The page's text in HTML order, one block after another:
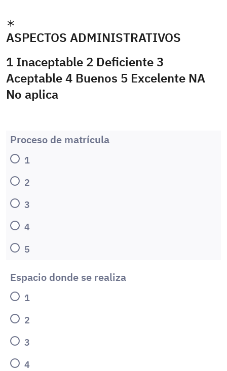
ASPECTOS ADMINISTRATIVOS
1 Inaceptable 2 Deficiente 3
Aceptable 4 Buenos 5 Excelente NA
No aplica
Proceso de matrícula
1
2
3
4
5
Espacio donde se realiza
1
2
3
4